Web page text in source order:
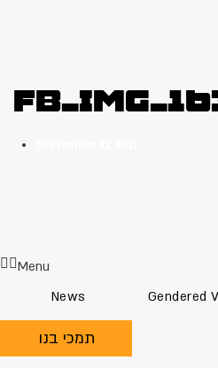
Menu
News
Gendered
תמכי בנו